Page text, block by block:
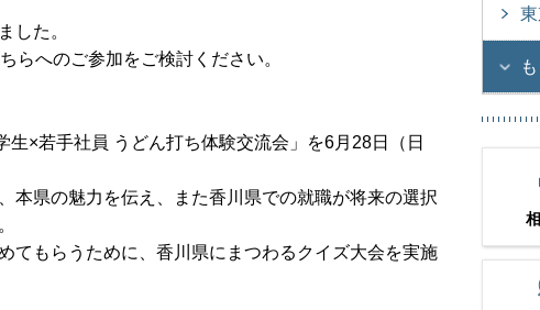
した。
へのご参加をご検討ください。
×若手社員 うどん打ち体験交流会」を6月28日（日
本県の魅力を伝え、また香川県での就職が将来の選択
てもらうために、香川県にまつわるクイズ大会を実施